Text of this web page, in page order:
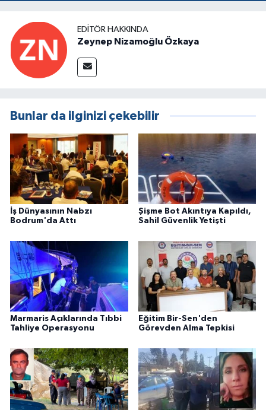
EDITÖR HAKKINDA
Zeynep Nizamoğlu Özkaya
Bunlar da ilginizi çekebilir
İş Dünyasının Nabzı
Bodrum'da Attı
Şişme Bot Akıntıya Kapıldı,
Sahil Güvenlik Yetişti
Marmaris Açıklarında Tıbbi
Tahliye Operasyonu
Eğitim Bir-Sen'den
Görevden Alma Tepkisi